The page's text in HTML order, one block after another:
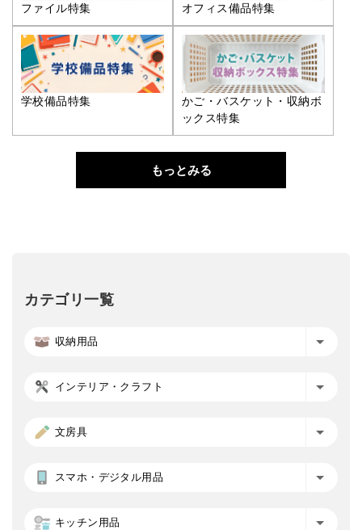
ファイル特集 オフィス備品特集
学校備品特集
かご・バスケット・収納ボ
ックス特集
もっとみる
カテゴリ一覧
収納用品
インテリア・クラフト
文房具
スマホ・デジタル用品
キッチン用品